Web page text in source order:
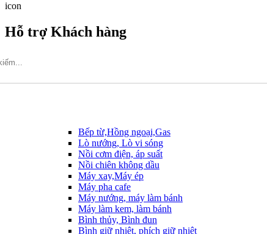
icon
Hỗ trợ Khách hàng
Hotline: 09317.456.44
Bếp từ,Hồng ngoại,Gas
Lò nướng, Lò vi sóng
Nồi cơm điện, áp suất
Nồi chiên không dầu
Máy xay,Máy ép
Máy pha cafe
Máy nướng, máy làm bánh
Máy làm kem, làm bánh
Bình thủy, Bình đun
Bình giữ nhiệt, phích giữ nhiệt